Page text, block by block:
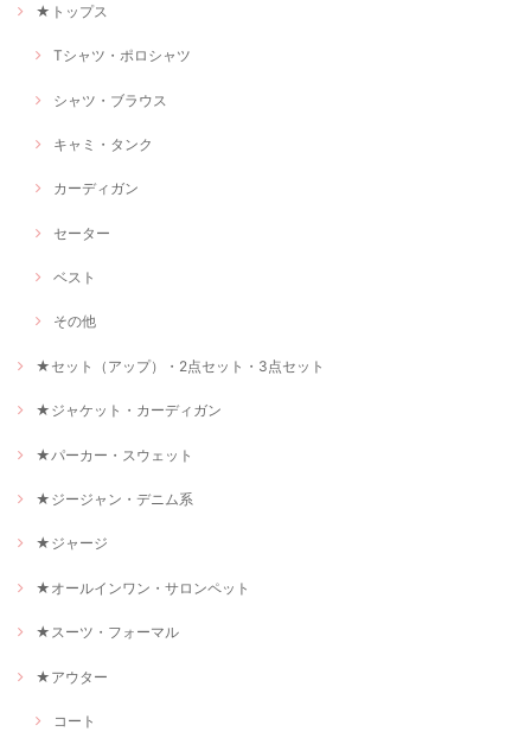
★トップス
Tシャツ・ポロシャツ
シャツ・ブラウス
キャミ・タンク
カーディガン
セーター
ベスト
その他
★セット（アップ）・2点セット・3点セット
★ジャケット・カーディガン
★パーカー・スウェット
★ジージャン・デニム系
★ジャージ
★オールインワン・サロンペット
★スーツ・フォーマル
★アウター
コート